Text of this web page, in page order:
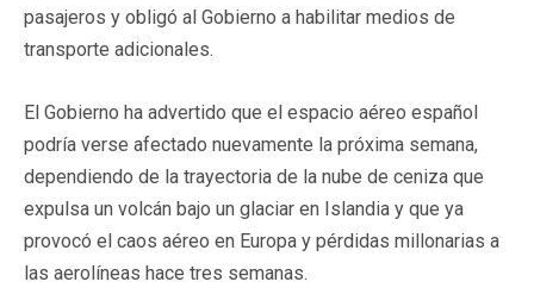
pasajeros y obligó al Gobierno a habilitar medios de
transporte adicionales.
El Gobierno ha advertido que el espacio aéreo español
podría verse afectado nuevamente la próxima semana,
dependiendo de la trayectoria de la nube de ceniza que
expulsa un volcán bajo un glaciar en Islandia y que ya
provocó el caos aéreo en Europa y pérdidas millonarias a
las aerolíneas hace tres semanas.